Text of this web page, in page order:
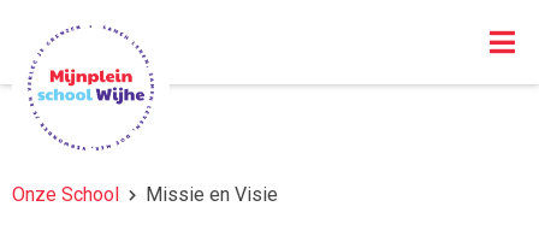
Onze School Missie en Visie